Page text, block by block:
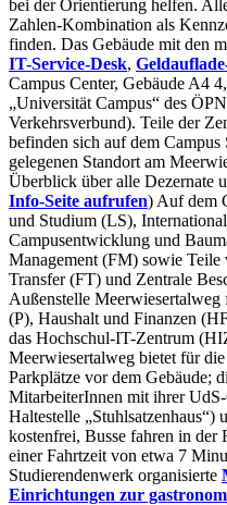
bei der Orientierung helfen.
Zahlen-Kombination als
finden. Das Gebäude mit den
IT-Service-Desk,
Campus Center, Gebäude A4
„Universität Campus“ des
Verkehrsverbund). Teile der
befinden sich auf dem
gelegenen Standort am
Überblick über alle Dezernate
Info-Seite aufrufen) Auf dem
und Studium (LS),
Campusentwicklung und
Management (FM) sowie Teile
Transfer (FT) und Zentrale
Außenstelle Meerwiesertalweg
(P), Haushalt und Finanzen
das Hochschul-IT-Zentrum
Meerwiesertalweg bietet für
Parkplätze vor dem Gebäude;
MitarbeiterInnen mit ihrer
Haltestelle
kostenfrei, Busse fahren in der
einer Fahrtzeit von etwa 7
Studierendenwerk organisierte
Einrichtungen zur